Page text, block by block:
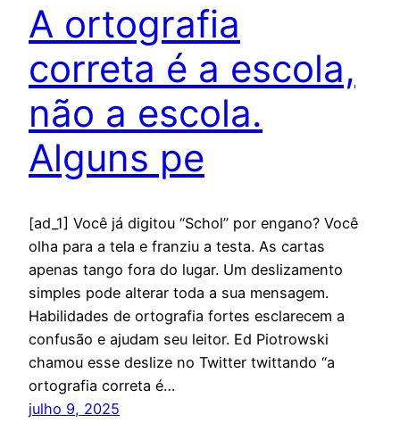
A ortografia
correta é a escola,
não a escola.
Alguns pe
[ad_1] Você já digitou “Schol” por engano? Você
olha para a tela e franziu a testa. As cartas
apenas tango fora do lugar. Um deslizamento
simples pode alterar toda a sua mensagem.
Habilidades de ortografia fortes esclarecem a
confusão e ajudam seu leitor. Ed Piotrowski
chamou esse deslize no Twitter twittando “a
ortografia correta é…
julho 9, 2025